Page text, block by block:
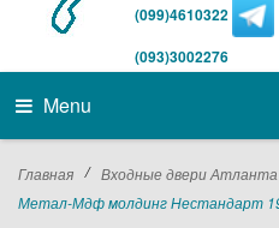
(099)4610322
(093)3002276
Menu
Главная / Входные двери Атланта
Метал-Мдф молдинг Нестандарт